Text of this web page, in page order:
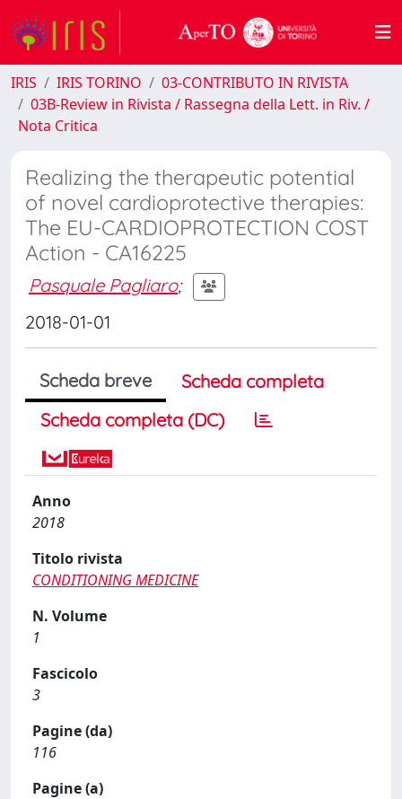
IRIS IRIS TORINO
03-CONTRIBUTO IN RIVISTA
03B-Review in Rivista / Rassegna della Lett. in Riv. /
Nota Critica
Realizing the therapeutic potential
of novel cardioprotective therapies:
The EU-CARDIOPROTECTION COST
Action - CA16225
Pasquale Pagliaro;
2018-01-01
Scheda breve
Scheda completa
Scheda completa (DC)
Anno
2018
Titolo rivista
CONDITIONING MEDICINE
N. Volume
1
Fascicolo
3
Pagine (da)
116
Pagine (a)